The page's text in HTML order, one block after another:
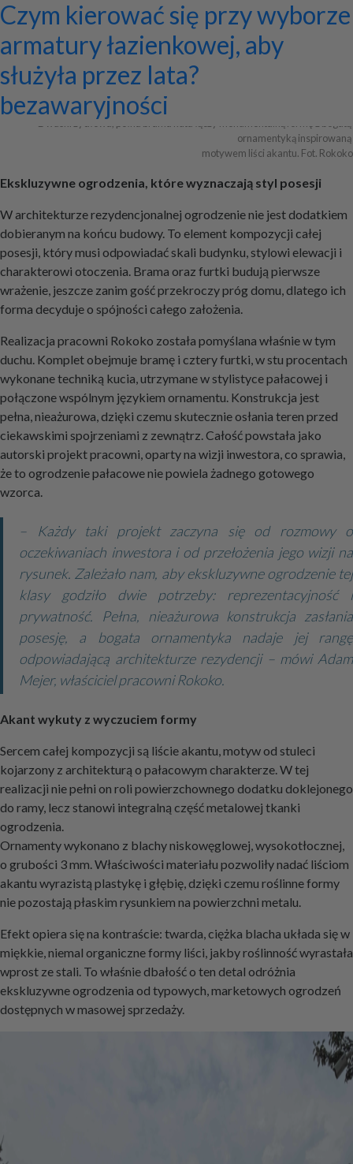
+ Dodaj firmę + Dodaj artykuł
Archiwa
Ekskluzywne ogrodzenia z
pałacowym rozmachem
Dwuskrzydłowa, pełna brama kuta łączy monumentalną formę z bogatą
ornamentyką inspirowaną
motywem liści akantu. Fot. Rokoko
Ekskluzywne ogrodzenia, które wyznaczają styl posesji
W architekturze rezydencjonalnej ogrodzenie nie jest dodatkiem
dobieranym na końcu budowy. To element kompozycji całej
posesji, który musi odpowiadać skali budynku, stylowi elewacji i
charakterowi otoczenia. Brama oraz furtki budują pierwsze
wrażenie, jeszcze zanim gość przekroczy próg domu, dlatego ich
forma decyduje o spójności całego założenia.
Realizacja pracowni Rokoko została pomyślana właśnie w tym
duchu. Komplet obejmuje bramę i cztery furtki, w stu procentach
wykonane techniką kucia, utrzymane w stylistyce pałacowej i
połączone wspólnym językiem ornamentu. Konstrukcja jest
pełna, nieażurowa, dzięki czemu skutecznie osłania teren przed
ciekawskimi spojrzeniami z zewnątrz. Całość powstała jako
autorski projekt pracowni, oparty na wizji inwestora, co sprawia,
że to ogrodzenie pałacowe nie powiela żadnego gotowego
wzorca.
– Każdy taki projekt zaczyna się od rozmowy o
oczekiwaniach inwestora i od przełożenia jego wizji na
rysunek. Zależało nam, aby ekskluzywne ogrodzenie tej
klasy godziło dwie potrzeby: reprezentacyjność i
prywatność. Pełna, nieażurowa konstrukcja zasłania
posesję, a bogata ornamentyka nadaje jej rangę
odpowiadającą architekturze rezydencji – mówi Adam
Mejer, właściciel pracowni Rokoko.
Akant wykuty z wyczuciem formy
Sercem całej kompozycji są liście akantu, motyw od stuleci
kojarzony z architekturą o pałacowym charakterze. W tej
realizacji nie pełni on roli powierzchownego dodatku doklejonego
do ramy, lecz stanowi integralną część metalowej tkanki
ogrodzenia.
Ornamenty wykonano z blachy niskowęglowej, wysokotłocznej,
o grubości 3 mm. Właściwości materiału pozwoliły nadać liściom
akantu wyrazistą plastykę i głębię, dzięki czemu roślinne formy
nie pozostają płaskim rysunkiem na powierzchni metalu.
Efekt opiera się na kontraście: twarda, ciężka blacha układa się w
miękkie, niemal organiczne formy liści, jakby roślinność wyrastała
wprost ze stali. To właśnie dbałość o ten detal odróżnia
ekskluzywne ogrodzenia od typowych, marketowych ogrodzeń
dostępnych w masowej sprzedaży.
Program do projektowania
wentylacji mechanicznej
Jak zaprojektować ścianę
telewizyjną, która pasuje do
całej aranżacji?
Systemy zamocowań dachów
płaskich i skośnych oraz lekkiej
obudowy firmy ETANCO
Dom z prefabrykatów opinie –
co naprawdę warto ocenić przed
budową?
Nowoczesne bramy przesuwne:
wyznaczniki trwałości,
bezpieczeństwa i
bezawaryjności
Jak dobrać maskownicę
karnisza? Praktyczny poradnik
Licznik Geigera w kontroli
materiałów budowlanych i
złomu
Jak ograniczyć ryzyko
przestojów przy pracy maszyn
geotechnicznych?
Czym kierować się przy wyborze
armatury łazienkowej, aby
służyła przez lata?